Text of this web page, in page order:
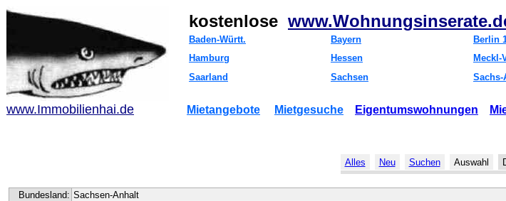
kostenlose
Baden-Württ. Bayern Berlin
Hamburg
Hessen Meckl-
Saarland
Sachsen Sachs-
www.Immobilienhai.de Mietangebote Mietgesuche Eigentumswohnungen
Alles Neu Suchen Auswahl
Bundesland: Sachsen-Anhalt